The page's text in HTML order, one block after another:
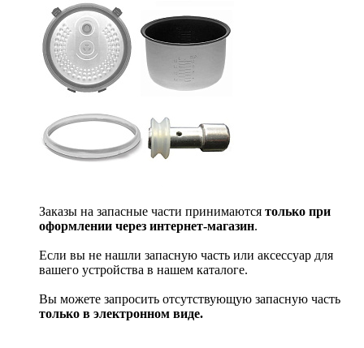
Заказы на запасные части принимаются только при
оформлении через интернет-магазин.
Если вы не нашли запасную часть или аксессуар для
вашего устройства в нашем каталоге.
Вы можете запросить отсутствующую запасную часть
только в электронном виде.